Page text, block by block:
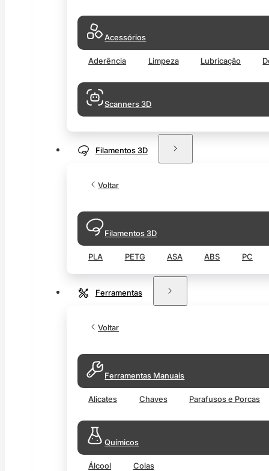
Acessórios
Aderência Limpeza Lubricação
Scanners 3D
Filamentos 3D
Voltar
Filamentos 3D
PLA PETG ASA ABS PC
Ferramentas
Voltar
Ferramentas Manuais
Alicates Chaves Parafusos e Porcas
Químicos
Álcool Colas